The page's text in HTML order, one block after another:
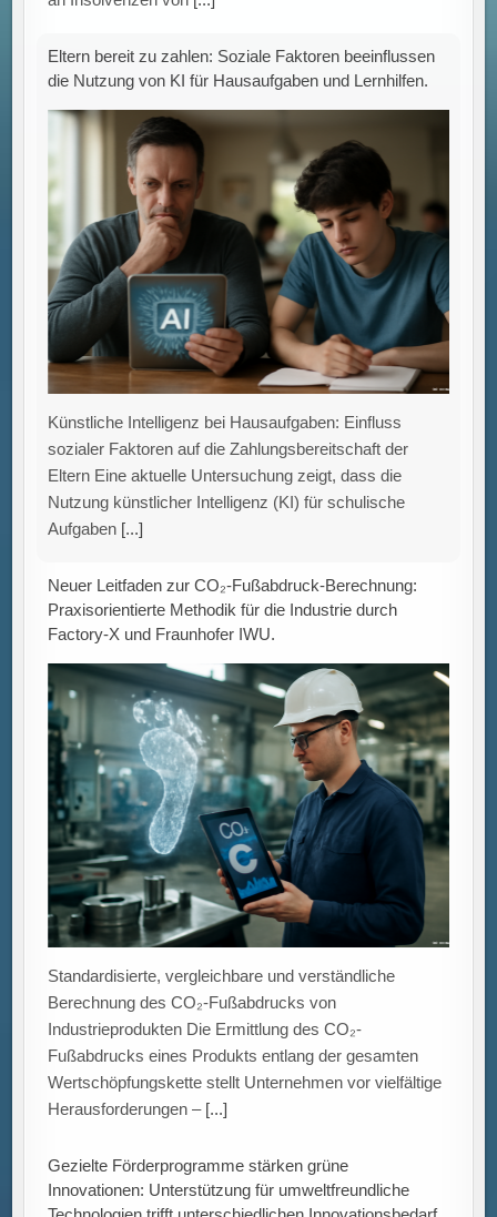
Künstliche Intelligenz bei Hausaufgaben: Einfluss
sozialer Faktoren auf die Zahlungsbereitschaft der
Eltern Eine aktuelle Untersuchung zeigt, dass die
Nutzung künstlicher Intelligenz (KI) für schulische
Aufgaben
[...]
Neuer Leitfaden zur CO₂-Fußabdruck-Berechnung:
Praxisorientierte Methodik für die Industrie durch
Factory-X und Fraunhofer IWU.
Standardisierte, vergleichbare und verständliche
Berechnung des CO₂-Fußabdrucks von
Industrieprodukten Die Ermittlung des CO₂-
Fußabdrucks eines Produkts entlang der gesamten
Wertschöpfungskette stellt Unternehmen vor vielfältige
Herausforderungen –[...]
Gezielte Förderprogramme stärken grüne
Innovationen: Unterstützung für umweltfreundliche
Technologien trifft unterschiedlichen Innovationsbedarf.